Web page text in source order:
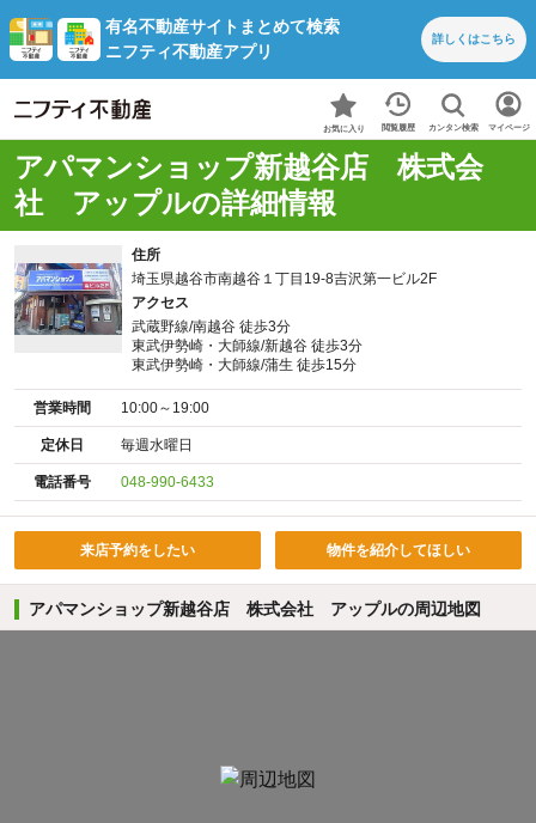
有名不動産サイトまとめて検索
ニフティ不動産アプリ
詳しくはこちら
お気に入り 閲覧履歴 カンタン検索 マイページ
アパマンショップ新越谷店 株式会
社 アップルの詳細情報
住所
埼玉県越谷市南越谷１丁目19-8吉沢第一ビル2F
アクセス
武蔵野線/南越谷 徒歩3分
東武伊勢崎・大師線/新越谷 徒歩3分
東武伊勢崎・大師線/蒲生 徒歩15分
営業時間 10:00～19:00
定休日 毎週水曜日
電話番号 048-990-6433
来店予約をしたい 物件を紹介してほしい
アパマンショップ新越谷店 株式会社 アップルの周辺地図